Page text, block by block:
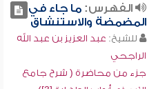
الفهرس:ما جاء في
المضمضة والاستنشاق
للشيخ: عبد العزيز بن عبد الله
الراجحي
جزء من محاضرة ( شرح جامع